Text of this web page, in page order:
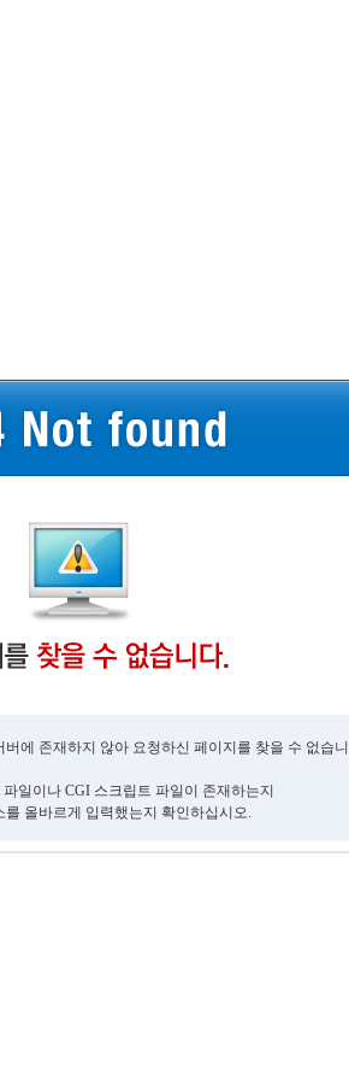
에 존재하지 않아 요청하신 페이지를 찾을 수 없습
일이나 CGI 스크립트 파일이 존재하는지
올바르게 입력했는지 확인하십시오.